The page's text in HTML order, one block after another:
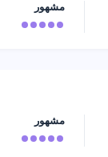
مشهور
مشهور